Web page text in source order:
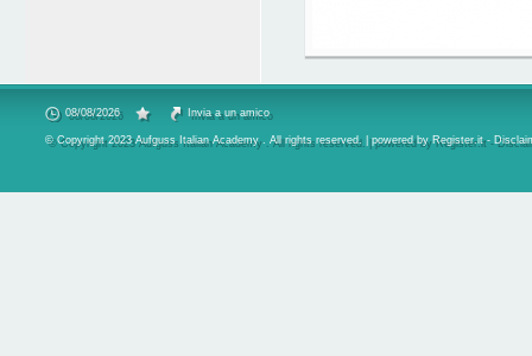
08/08/2026 Invia a un amico
© Copyright 2023 Aufguss Italian Academy . All rights reserved. | powered by Register.it-